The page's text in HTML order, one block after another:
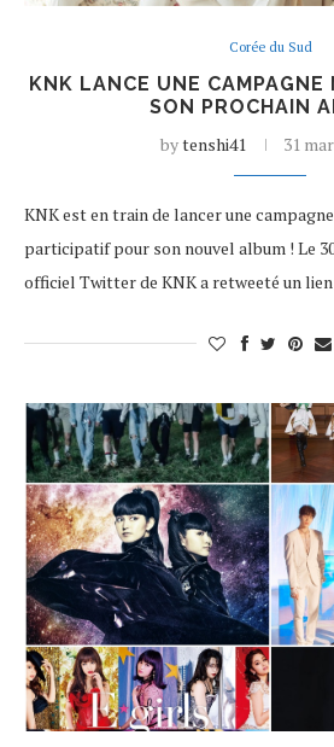
Corée du Sud
KNK LANCE UNE CAMPAGNE
SON PROCHAIN
bytenshi41 31
KNK est en train de lancer une
participatif pour son nouvel album ! Le
officiel Twitter de KNK a retweeté un